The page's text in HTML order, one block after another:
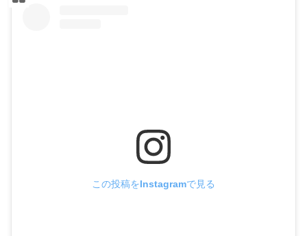
この投稿をInstagramで見る